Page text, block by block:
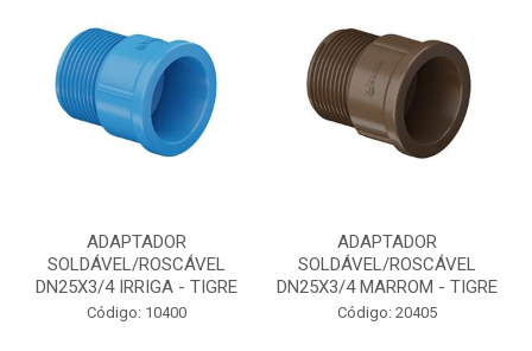
ADAPTADOR
SOLDÁVEL/ROSCÁVEL
DN25X3/4 IRRIGA - TIGRE
Código: 10400
ADAPTADOR
SOLDÁVEL/ROSCÁVEL
DN25X3/4 MARROM - TIGRE
Código: 20405